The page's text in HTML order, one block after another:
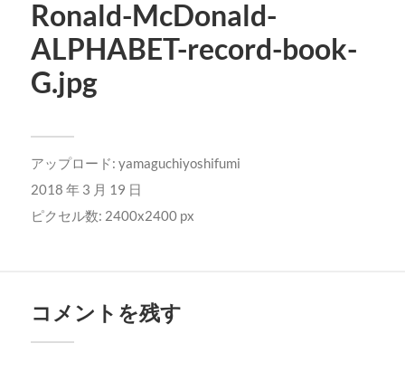
Ronald-McDonald-
ALPHABET-record-book-
G.jpg
アップロード: yamaguchiyoshifumi
2018 年 3 月 19 日
ピクセル数: 2400x2400 px
コメントを残す